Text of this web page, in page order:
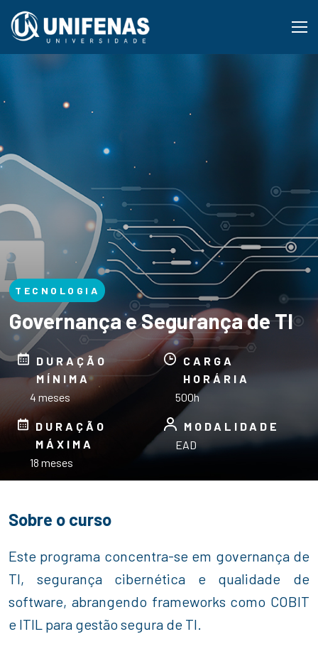
TECNOLOGIA
Governança e Segurança de TI
DURAÇÃO
MÍNIMA
4 meses
CARGA
HORÁRIA
500h
DURAÇÃO
MÁXIMA
18 meses
MODALIDADE
EAD
Sobre o curso
Este programa concentra-se em governança de
TI, segurança cibernética e qualidade de
software, abrangendo frameworks como COBIT
e ITIL para gestão segura de TI.